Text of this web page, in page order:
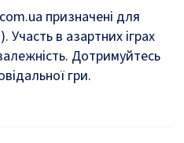
призначені для
Участь в азартних іграх
Дотримуйтесь
гри.